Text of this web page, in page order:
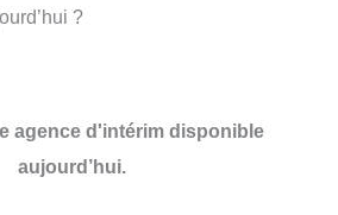
?
agence d'intérim disponible
aujourd’hui.